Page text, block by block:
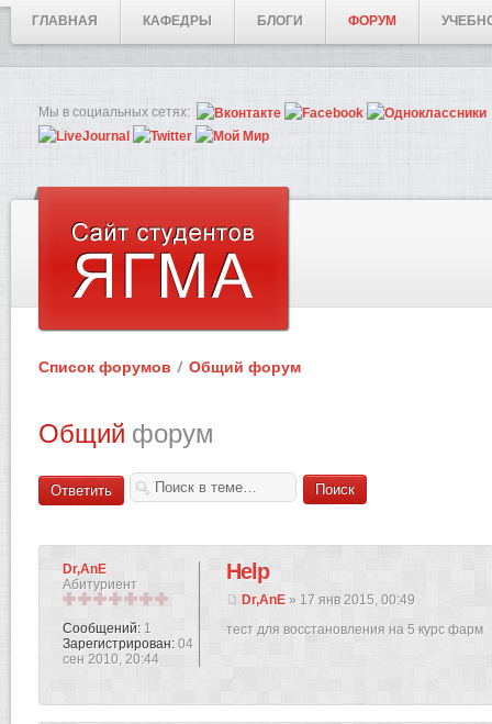
ГЛАВНАЯ КАФЕДРЫ БЛОГИ ФОРУМ
Мы в социальных сетях:
Список форумов Общий форум
Общий форум
Ответить
Help
Dr,AnE » 17 янв 2015, 00:49
тест для восстановления на 5 курс фарм
Dr,AnE
Абитуриент
Сообщений: 1
Зарегистрирован: 04
сен 2010, 20:44